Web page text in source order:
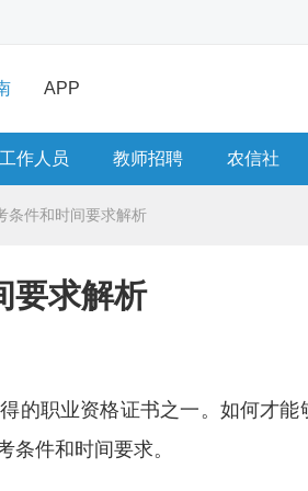
APP
作人员 教师招聘 农信社
条件和时间要求解析
要求解析
的职业资格证书之一。如何才
条件和时间要求。